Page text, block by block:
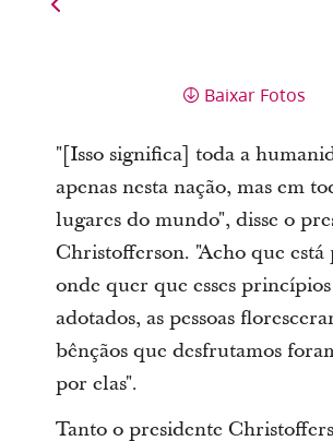
Baixar Fotos
"[Isso significa] toda a
apenas nesta nação, mas em
lugares do mundo", disse o
Christofferson. "Acho que está
onde quer que esses
adotados, as pessoas
bênçãos que desfrutamos
por elas".
Tanto o presidente